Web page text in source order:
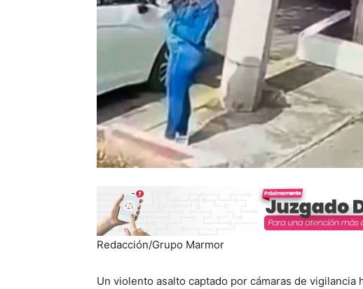
Redacción/Grupo Marmor
Un violento asalto captado por cámaras de